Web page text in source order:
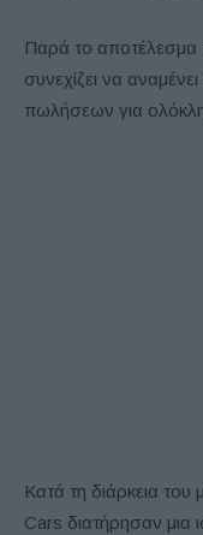
Παρά το αποτέλεσμα
συνεχίζει να
πωλήσεων για
Κατά τη διάρκεια
Cars διατήρησαν μια